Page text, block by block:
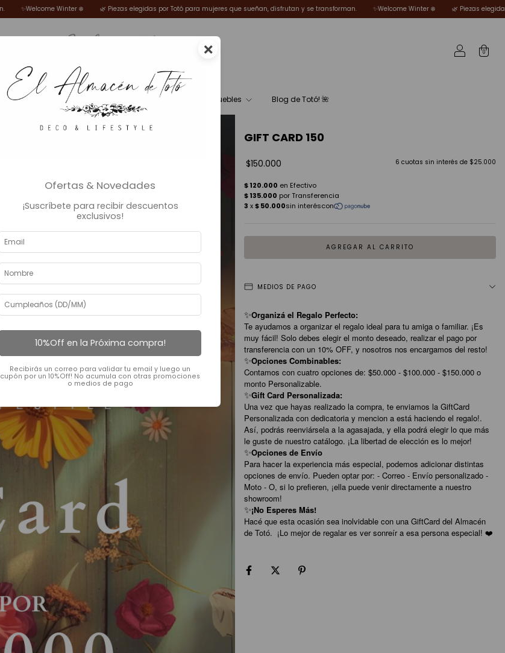
🌿 Piezas elegidas por Totó para mujeres que sueñan, disfrutan y se transforman. ✨Welcome Winter ❄️ 🌿 Piezas elegidas por Totó para mujeres
0
Fragancias Iluminación Muebles Blog de Totó! 🌺
GIFT CARD 150
$150.000 6 cuotas sin interés de $25.000
MEDIOS DE PAGO
✨Organizá el Regalo Perfecto:
Te ayudamos a organizar el regalo ideal para tu amiga o familiar. ¡Es
muy fácil! Solo debes elegir el monto deseado, realizar el pago por
transferencia con un 10% OFF, y nosotros nos encargamos del resto!
✨Opciones Combinables:
Contamos con cuatro opciones de: $50.000 - $100.000 - $150.000 o
monto Personalizable.
✨Gift Card Personalizada:
Una vez que hayas realizado la compra, te enviamos la GiftCard
Personalizada con dedicatoria y mencion a está haciendo el regalo!.
Así, podrás reenviársela a la agasajada, y ella podrá elegir lo que más
le guste de nuestro catálogo. ¡La libertad de elección es lo mejor!
✨Opciones de Envío
Para hacer la experiencia más especial, podemos adicionar distintas
opciones de envío. Pueden optar por: - Correo - Envío personalizado -
Moto - O, si lo prefieren, ¡ella puede venir directamente a nuestro
showroom!
✨¡No Esperes Más!
Hacé que esta ocasión sea inolvidable con una GiftCard del Almacén
de Totó. ¡Lo mejor de regalar es ver sonreír a esa persona especial! ❤️
×
Ofertas & Novedades
¡Suscríbete para recibir descuentos
exclusivos!
10%Off en la Próxima compra!
Recibirás un correo para validar tu email y luego un
cupón por un 10%Off! No acumula con otras promociones
o medios de pago